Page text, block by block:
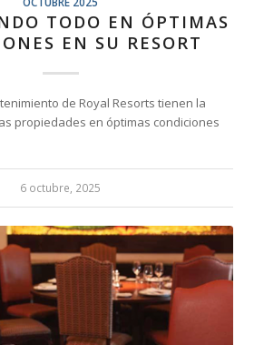
TODO EN ÓPTIMAS
EN SU RESORT
de Royal Resorts tienen la
propiedades en óptimas condiciones
6 octubre, 2025